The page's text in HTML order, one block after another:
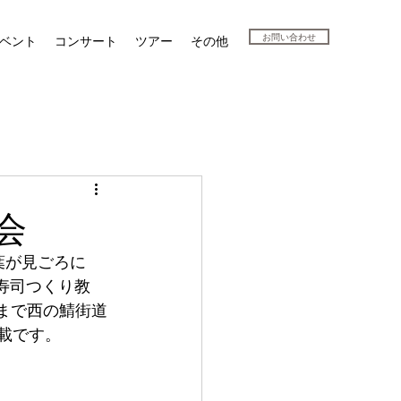
ント コンサート ツアー その他 お問い合わせ
が見ごろに
司つくり教
で西の鯖街道
す。